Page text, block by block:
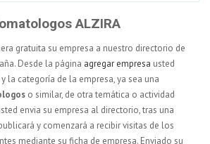
ALZIRA
gratuita su empresa a nuestro directorio de
Desde la página agregar empresa usted
la categoría de la empresa, ya sea una
o similar, de otra temática o actividad
envia su empresa al directorio, tras una
y comenzará a recibir visitas de los
mediante su ficha de empresa. Enviado su